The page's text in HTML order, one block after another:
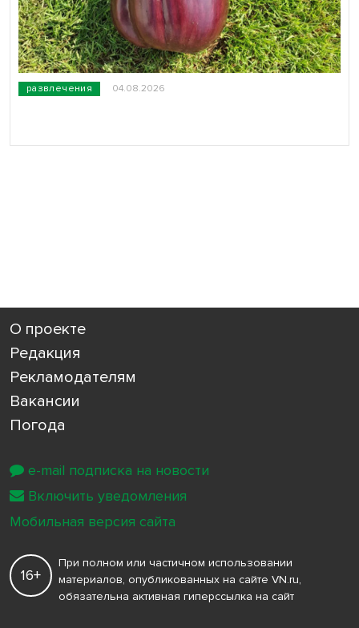
развлечения 04.08.2026
О проекте
Редакция
Рекламодателям
Вакансии
Погода
16+
При полном или частичном использовании
материалов, опубликованных на сайте VN.ru,
обязательна активная гиперссылка на сайт
e-mail подписка на новости
Включить уведомления
Мобильная версия сайта